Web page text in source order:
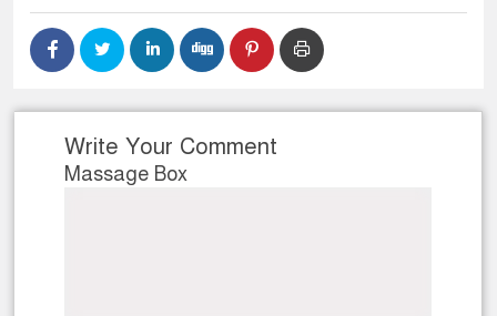
Write Your Comment
Massage Box